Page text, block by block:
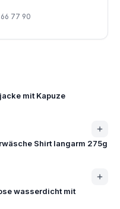
77 90
mit Kapuze
Shirt langarm 275g
wasserdicht mit